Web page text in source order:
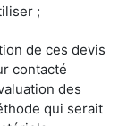
;
de ces devis
contacté
des
qui serait